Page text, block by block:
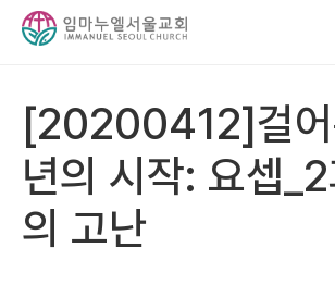
[20200412]걸
년의 시작: 요셉
의 고난